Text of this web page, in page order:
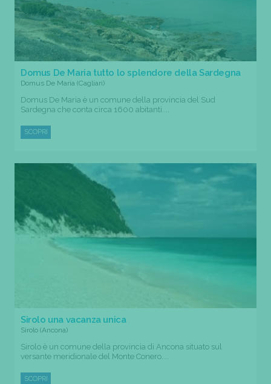
Domus De Maria tutto lo splendore della Sardegna
Domus De Maria (Cagliari)
Domus De Maria è un comune della provincia del Sud
Sardegna che conta circa 1600 abitanti....
SCOPRI
Sirolo una vacanza unica
Sirolo (Ancona)
Sirolo è un comune della provincia di Ancona situato sul
versante meridionale del Monte Conero....
SCOPRI